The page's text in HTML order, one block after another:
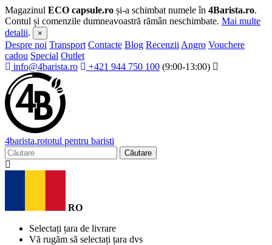
Magazinul ECO capsule.ro și-a schimbat numele în 4Barista.ro.
Contul și comenzile dumneavoastră rămân neschimbate. Mai multe
detalii. ×
Despre noi Transport Contacte Blog Recenzii Angro Vouchere
cadou Special Outlet
info@4barista.ro
+421 944 750 100 (9:00-13:00)
4barista.rototul pentru baristi
Căutare
RO
Selectați țara de livrare
Vă rugăm să selectați țara dvs